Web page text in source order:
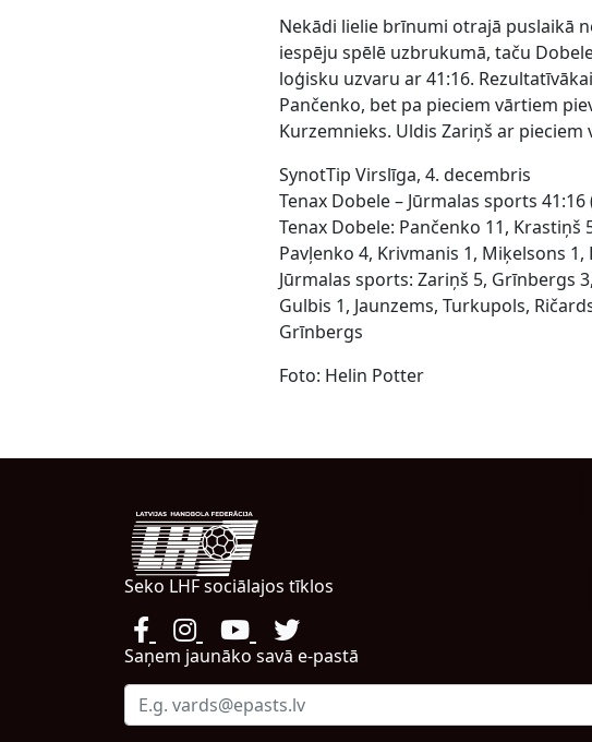
Nekādi lielie brīnumi otrajā puslaikā
iespēju spēlē uzbrukumā, taču
loģisku uzvaru ar 41:16.
Pančenko, bet pa pieciem vārtiem
Kurzemnieks. Uldis Zariņš ar
SynotTip Virslīga, 4. decembris
Tenax Dobele – Jūrmalas sports 41:16
Tenax Dobele: Pančenko 11, Krastiņš
Pavļenko 4, Krivmanis 1, Miķelsons 1,
Jūrmalas sports: Zariņš 5, Grīnbergs
Gulbis 1, Jaunzems, Turkupols,
Grīnbergs
Foto: Helin Potter
Seko LHF sociālajos tīklos
Saņem jaunāko savā e-pastā